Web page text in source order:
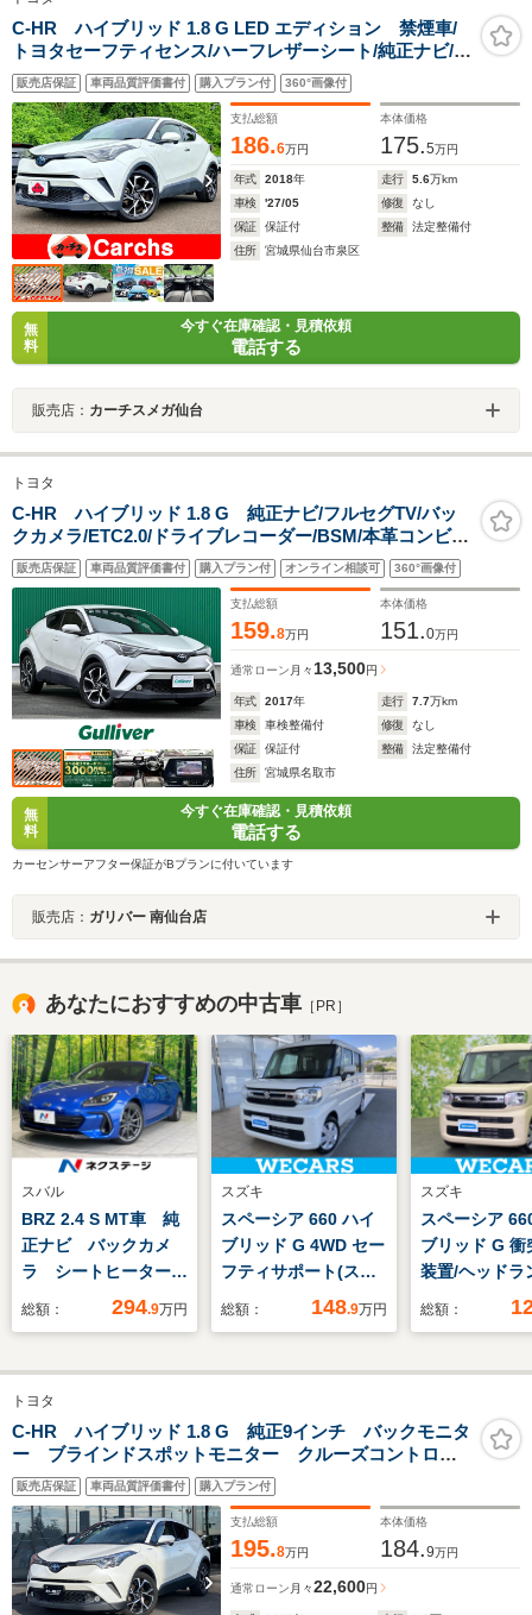
C-HR ハイブリッド 1.8 G LED エディション 禁煙車/
トヨタセーフティセンス/ハーフレザーシート/純正ナビ/ブ
ラインドスポットモニター/快適温熱シート/純正アルミ/左
右独立調整エアコン/LEDヘッドライト/フルセグTV/バッ
クカメラ/レーダークルコン
販売店保証 車両品質評価書付 購入プラン付 360°画像付
支払総額
186.6万円
本体価格
175.5万円
年式 2018年 走行 5.6万km
車検
'27/05 修復
なし
保証
保証付 整備
法定整備付
住所
宮城県仙台市泉区
無
料
今すぐ在庫確認・見積依頼
電話する
販売店： カーチスメガ仙台
トヨタ
C-HR ハイブリッド 1.8 G 純正ナビ/フルセグTV/バッ
クカメラ/ETC2.0/ドライブレコーダー/BSM/本革コンビシ
ート/シートヒーター/トヨタセーフティセンスP/レーダー
クルーズコントロール/純正18インチAW/禁煙車
販売店保証 車両品質評価書付 購入プラン付 オンライン相談可 360°画像付
支払総額
159.8万円
本体価格
151.0万円
通常ローン 月々 13,500円
年式 2017年 走行 7.7万km
車検
車検整備付 修復
なし
保証
保証付 整備
法定整備付
住所
宮城県名取市
無
料
今すぐ在庫確認・見積依頼
電話する
カーセンサーアフター保証がBプランに付いています
販売店： ガリバー 南仙台店
あなたにおすすめの中古車 ［PR］
スバル
BRZ 2.4 S MT車 純
正ナビ バックカメ
ラ シートヒーター
クルコン ETC ハー
ド オートライト 純
正18インチAW デュ
アルエアコン 衝突被
害軽減装置 禁煙車
総額： 294.9万円
スズキ
スペーシア 660 ハイ
ブリッド G 4WD セー
フティサポート(スズ
キ)/シートヒーター 前
プ LED/EBD付ABS/横
リングストップ/禁煙
車/エアバッグ 運転席
総額： 148.9万円
スズキ
スペーシア
ブリッド G 衝
装置/ヘッドラ
LED/横滑り防
運転席/エアバ
ド/パワーウイ
エンジンスタ
総額：
トヨタ
C-HR ハイブリッド 1.8 G 純正9インチ バックモニタ
ー ブラインドスポットモニター クルーズコントロー
ル 衝突軽減ブレーキ 車線逸脱防止装置 ドラレコ
シートヒーター ETC2.0 フルセグTV Bluetooth
DVD再生
販売店保証 車両品質評価書付 購入プラン付
支払総額
195.8万円
本体価格
184.9万円
通常ローン 月々22,600円